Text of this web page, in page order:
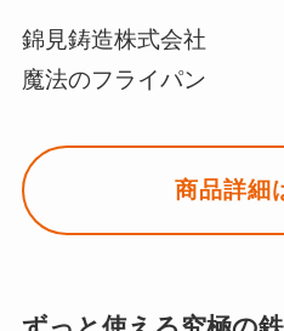
錦見鋳造株式会社
魔法のフライパン
商品詳細